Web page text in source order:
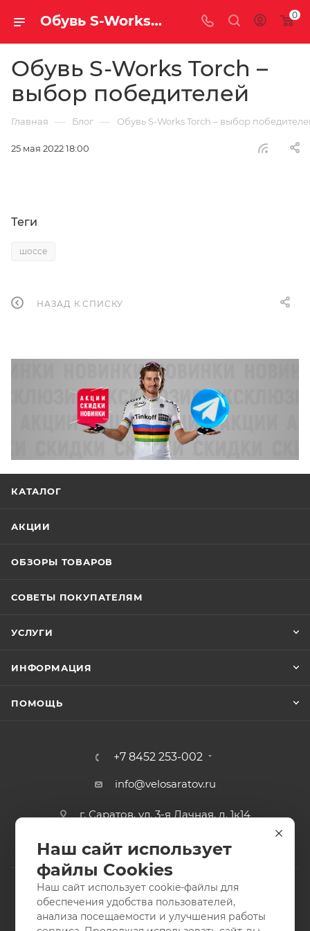
Обувь S-Works Torch – выбор победителей | Блог 0
Обувь S-Works Torch –
выбор победителей
Главная — Блог — Обувь S-Works Torch – выбор
25 мая 2022 18:00
Теги
шоссе
НАЗАД К СПИСКУ
КАТАЛОГ
АКЦИИ
ОБЗОРЫ ТОВАРОВ
СОВЕТЫ ПОКУПАТЕЛЯМ
УСЛУГИ
ИНФОРМАЦИЯ
ПОМОЩЬ
+7 8452 253-002
info@velosaratov.ru
г. Саратов, ул. 3-я Дачная, д. 1к14
2011-2026 © интернет-магазин спортивных товаров
Наш сайт использует
файлы Cookies
Наш сайт использует cookie-файлы для
обеспечения удобства пользователей,
анализа посещаемости и улучшения работы